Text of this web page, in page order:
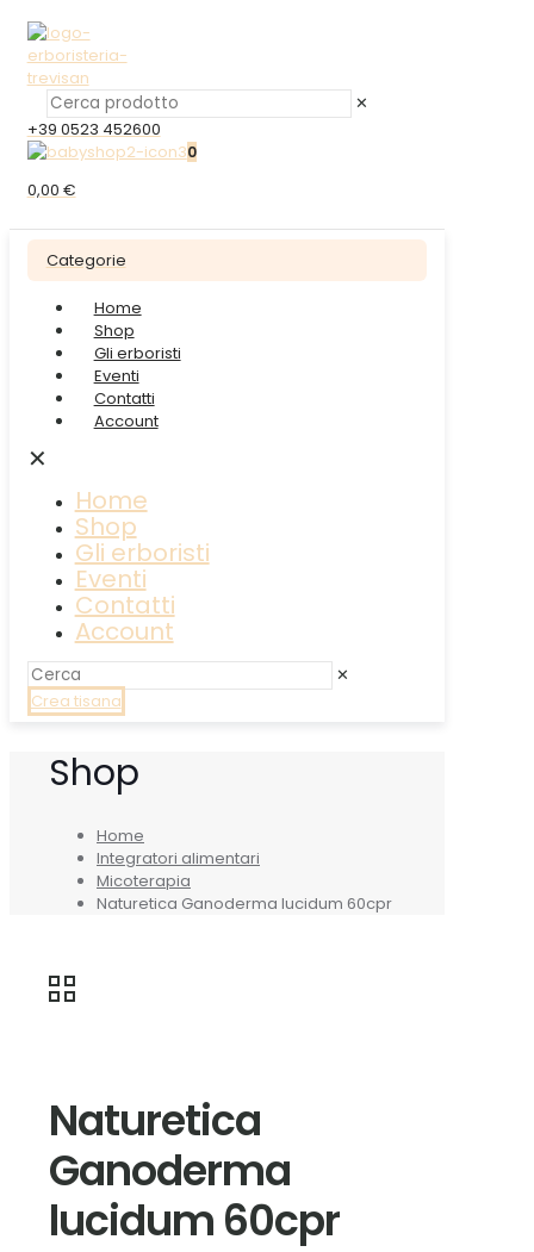
✕
+39 0523 452600
0
0,00 €
Categorie
Home
Shop
Gli erboristi
Eventi
Contatti
Account
✕
Home
Shop
Gli erboristi
Eventi
Contatti
Account
✕
Crea tisana
Shop
Home
Integratori alimentari
Micoterapia
Naturetica Ganoderma lucidum 60cpr
Naturetica
Ganoderma
lucidum 60cpr